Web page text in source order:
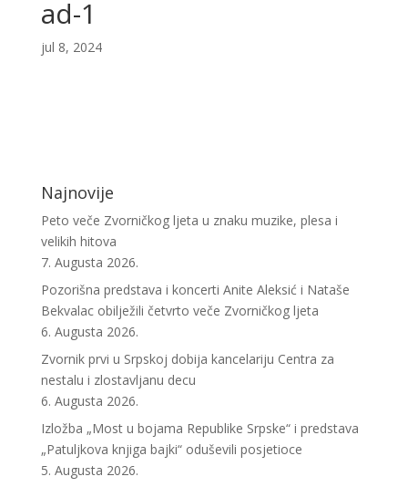
ad-1
jul 8, 2024
Najnovije
Peto veče Zvorničkog ljeta u znaku muzike, plesa i
velikih hitova
7. Augusta 2026.
Pozorišna predstava i koncerti Anite Aleksić i Nataše
Bekvalac obilježili četvrto veče Zvorničkog ljeta
6. Augusta 2026.
Zvornik prvi u Srpskoj dobija kancelariju Centra za
nestalu i zlostavljanu decu
6. Augusta 2026.
Izložba „Most u bojama Republike Srpske“ i predstava
„Patuljkova knjiga bajki“ oduševili posjetioce
5. Augusta 2026.